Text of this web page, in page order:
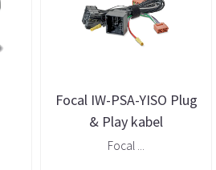
Focal IW-PSA-YISO Plug
& Play kabel
Focal ...